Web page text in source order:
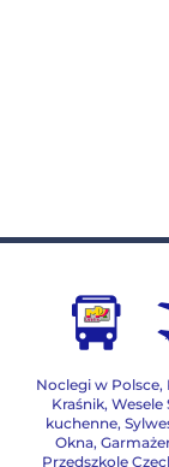
Noclegi w Polsce,
Kraśnik, Wesele
kuchenne,
Okna,
Przedszkole